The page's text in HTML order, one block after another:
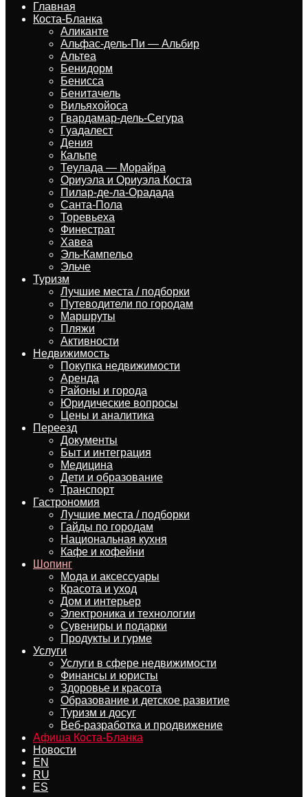
Главная
Коста-Бланка
Аликанте
Альфас-дель-Пи — Альбир
Альтеа
Бенидорм
Бенисса
Бенитачель
Вильяхойоса
Гвардамар-дель-Сегура
Гуадалест
Дения
Кальпе
Теулада — Морайра
Ориуэла и Ориуэла Коста
Пилар-де-ла-Орадада
Санта-Пола
Торевьеха
Финестрат
Хавеа
Эль-Кампельо
Эльче
Туризм
Лучшие места / подборки
Путеводители по городам
Маршруты
Пляжи
Активности
Недвижимость
Покупка недвижимости
Аренда
Районы и города
Юридические вопросы
Цены и аналитика
Переезд
Документы
Быт и интеграция
Медицина
Дети и образование
Транспорт
Гастрономия
Лучшие места / подборки
Гайды по городам
Национальная кухня
Кафе и кофейни
Шопинг
Мода и аксессуары
Красота и уход
Дом и интерьер
Электроника и технологии
Сувениры и подарки
Продукты и гурме
Услуги
Услуги в сфере недвижимости
Финансы и юристы
Здоровье и красота
Образование и детское развитие
Туризм и досуг
Веб-разработка и продвижение
Афиша Коста-Бланка
Новости
EN
RU
ES